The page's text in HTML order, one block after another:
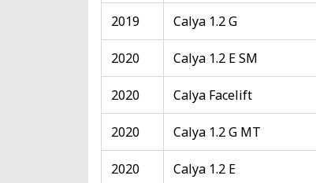
2019 Calya 1.2 G
2020 Calya 1.2 E SM
2020 Calya Facelift
2020 Calya 1.2 G MT
2020 Calya 1.2 E